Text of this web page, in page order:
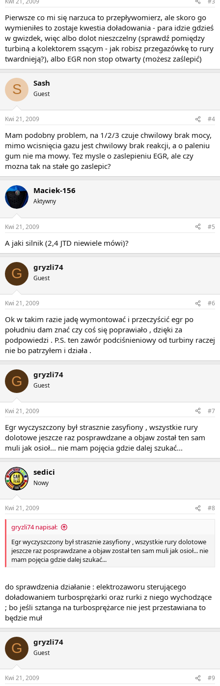
Pierwsze co mi się narzuca to przepływomierz, ale skoro go
wymieniłes to zostaje kwestia doładowania - para idzie gdzieś
w gwizdek, więc albo dolot nieszczelny (sprawdź pomiędzy
turbiną a kolektorem ssącym - jak robisz przegazówkę to rury
twardnieją?), albo EGR non stop otwarty (możesz zaślepić)
S Sash
Guest
Kwi 21, 2009 #4
Mam podobny problem, na 1/2/3 czuje chwilowy brak mocy,
mimo wcisnięcia gazu jest chwilowy brak reakcji, a o paleniu
gum nie ma mowy. Tez mysle o zaslepieniu EGR, ale czy
mozna tak na stałe go zaslepic?
Maciek-156
Aktywny
Kwi 21, 2009 #5
A jaki silnik (2,4 JTD niewiele mówi)?
G gryzli74
Guest
Kwi 21, 2009 #6
Ok w takim razie jadę wymontować i przeczyścić egr po
południu dam znać czy coś się poprawiało , dzięki za
podpowiedzi . P.S. ten zawór podciśnieniowy od turbiny raczej
nie bo patrzyłem i działa .
G gryzli74
Guest
Kwi 21, 2009 #7
Egr wyczyszczony był strasznie zasyfiony , wszystkie rury
dolotowe jeszcze raz posprawdzane a objaw został ten sam
muli jak osioł... nie mam pojęcia gdzie dalej szukać...
sedici
Nowy
Kwi 21, 2009 #8
gryzli74 napisał:
Egr wyczyszczony był strasznie zasyfiony , wszystkie rury dolotowe
jeszcze raz posprawdzane a objaw został ten sam muli jak osioł... nie
mam pojęcia gdzie dalej szukać...
do sprawdzenia działanie : elektrozaworu sterującego
doładowaniem turbosprężarki oraz rurki z niego wychodzące
; bo jeśli sztanga na turbosprężarce nie jest przestawiana to
będzie muł
G gryzli74
Guest
Kwi 21, 2009 #9